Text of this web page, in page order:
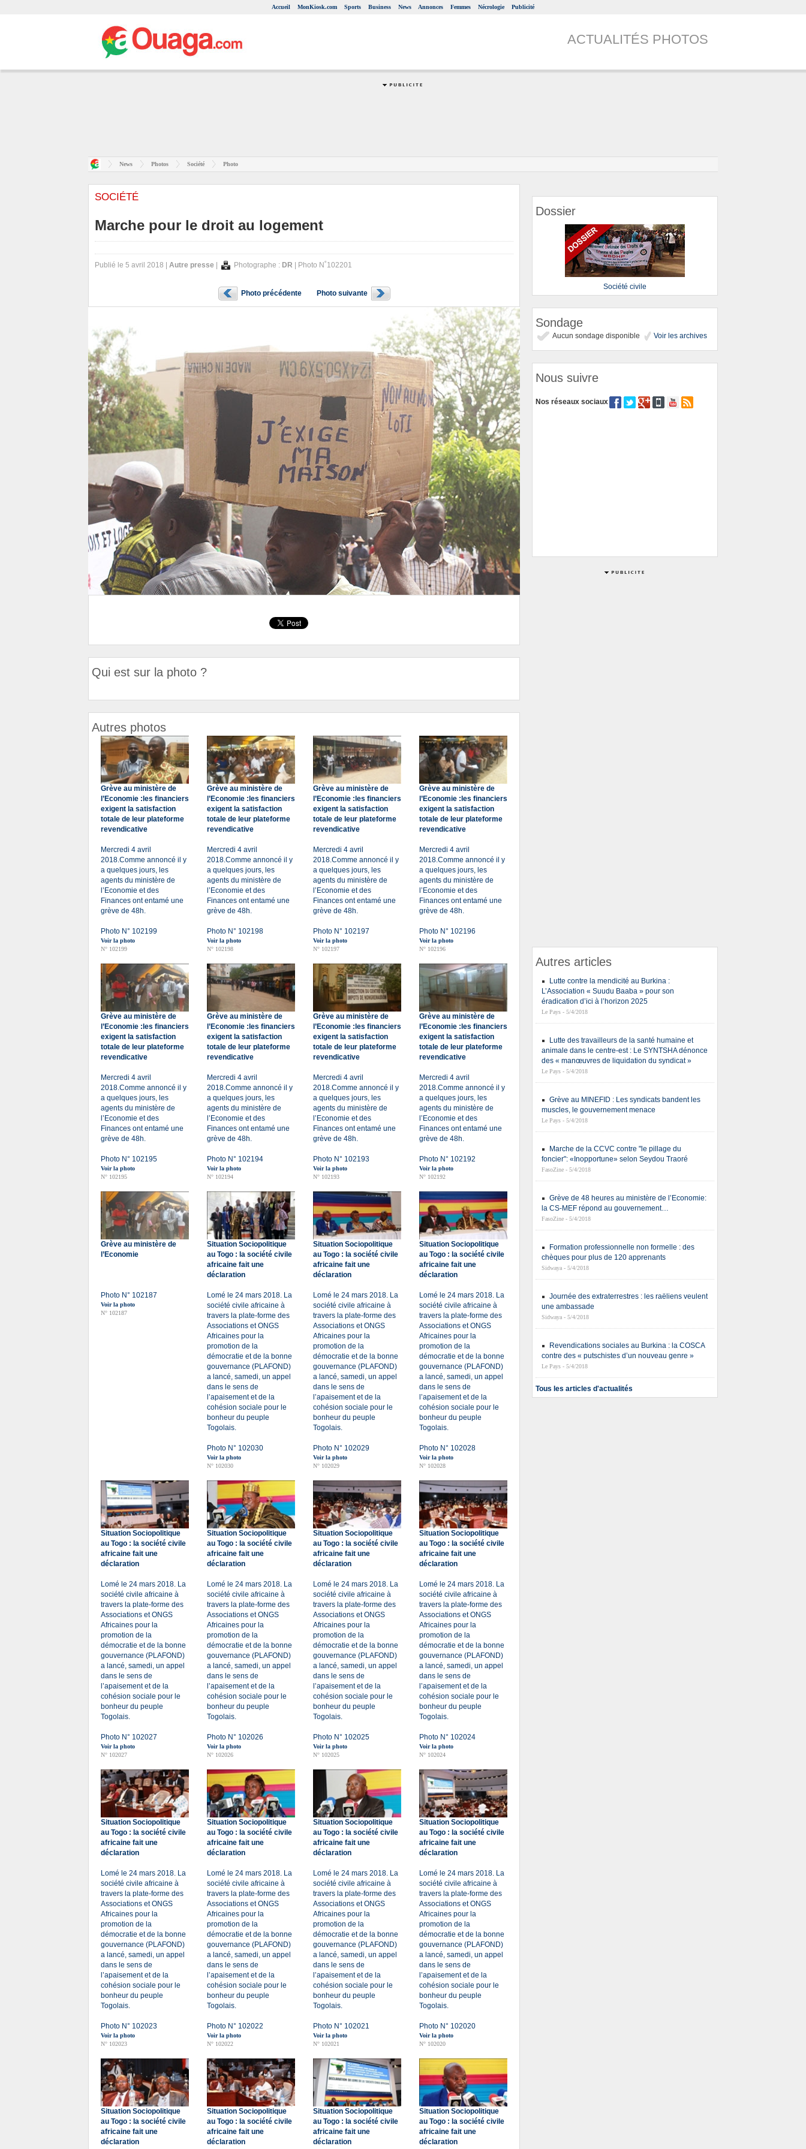
Accueil MonKiosk.com Sports Business News Annonces Femmes Nécrologie Publicité
ACTUALITÉS PHOTOS
News Photos Société Photo
SOCIÉTÉ
Marche pour le droit au logement
Publié le 5 avril 2018 | Autre presse Photographe : DR | Photo N˚102201
Photo précédente Photo suivante
Qui est sur la photo ?
Autres photos
Grève au ministère de
l’Economie :les financiers
exigent la satisfaction
totale de leur plateforme
revendicative
Mercredi 4 avril
2018.Comme annoncé il y
a quelques jours, les
agents du ministère de
l’Economie et des
Finances ont entamé une
grève de 48h.
Photo N° 102199
Voir la photo
N° 102199
Grève au ministère de
l’Economie :les financiers
exigent la satisfaction
totale de leur plateforme
revendicative
Mercredi 4 avril
2018.Comme annoncé il y
a quelques jours, les
agents du ministère de
l’Economie et des
Finances ont entamé une
grève de 48h.
Photo N° 102198
Voir la photo
N° 102198
Grève au ministère de
l’Economie :les financiers
exigent la satisfaction
totale de leur plateforme
revendicative
Mercredi 4 avril
2018.Comme annoncé il y
a quelques jours, les
agents du ministère de
l’Economie et des
Finances ont entamé une
grève de 48h.
Photo N° 102197
Voir la photo
N° 102197
Grève au ministère de
l’Economie :les financiers
exigent la satisfaction
totale de leur plateforme
revendicative
Mercredi 4 avril
2018.Comme annoncé il y
a quelques jours, les
agents du ministère de
l’Economie et des
Finances ont entamé une
grève de 48h.
Photo N° 102196
Voir la photo
N° 102196
Grève au ministère de
l’Economie :les financiers
exigent la satisfaction
totale de leur plateforme
revendicative
Mercredi 4 avril
2018.Comme annoncé il y
a quelques jours, les
agents du ministère de
l’Economie et des
Finances ont entamé une
grève de 48h.
Photo N° 102195
Voir la photo
N° 102195
Grève au ministère de
l’Economie :les financiers
exigent la satisfaction
totale de leur plateforme
revendicative
Mercredi 4 avril
2018.Comme annoncé il y
a quelques jours, les
agents du ministère de
l’Economie et des
Finances ont entamé une
grève de 48h.
Photo N° 102194
Voir la photo
N° 102194
Grève au ministère de
l’Economie :les financiers
exigent la satisfaction
totale de leur plateforme
revendicative
Mercredi 4 avril
2018.Comme annoncé il y
a quelques jours, les
agents du ministère de
l’Economie et des
Finances ont entamé une
grève de 48h.
Photo N° 102193
Voir la photo
N° 102193
Grève au ministère de
l’Economie :les financiers
exigent la satisfaction
totale de leur plateforme
revendicative
Mercredi 4 avril
2018.Comme annoncé il y
a quelques jours, les
agents du ministère de
l’Economie et des
Finances ont entamé une
grève de 48h.
Photo N° 102192
Voir la photo
N° 102192
Grève au ministère de
l’Economie
Photo N° 102187
Voir la photo
N° 102187
Situation Sociopolitique
au Togo : la société civile
africaine fait une
déclaration
Lomé le 24 mars 2018. La
société civile africaine à
travers la plate-forme des
Associations et ONGS
Africaines pour la
promotion de la
démocratie et de la bonne
gouvernance (PLAFOND)
a lancé, samedi, un appel
dans le sens de
l’apaisement et de la
cohésion sociale pour le
bonheur du peuple
Togolais.
Photo N° 102030
Voir la photo
N° 102030
Situation Sociopolitique
au Togo : la société civile
africaine fait une
déclaration
Lomé le 24 mars 2018. La
société civile africaine à
travers la plate-forme des
Associations et ONGS
Africaines pour la
promotion de la
démocratie et de la bonne
gouvernance (PLAFOND)
a lancé, samedi, un appel
dans le sens de
l’apaisement et de la
cohésion sociale pour le
bonheur du peuple
Togolais.
Photo N° 102029
Voir la photo
N° 102029
Situation Sociopolitique
au Togo : la société civile
africaine fait une
déclaration
Lomé le 24 mars 2018. La
société civile africaine à
travers la plate-forme des
Associations et ONGS
Africaines pour la
promotion de la
démocratie et de la bonne
gouvernance (PLAFOND)
a lancé, samedi, un appel
dans le sens de
l’apaisement et de la
cohésion sociale pour le
bonheur du peuple
Togolais.
Photo N° 102028
Voir la photo
N° 102028
Situation Sociopolitique
au Togo : la société civile
africaine fait une
déclaration
Lomé le 24 mars 2018. La
société civile africaine à
travers la plate-forme des
Associations et ONGS
Africaines pour la
promotion de la
démocratie et de la bonne
gouvernance (PLAFOND)
a lancé, samedi, un appel
dans le sens de
l’apaisement et de la
cohésion sociale pour le
bonheur du peuple
Togolais.
Photo N° 102027
Voir la photo
N° 102027
Situation Sociopolitique
au Togo : la société civile
africaine fait une
déclaration
Lomé le 24 mars 2018. La
société civile africaine à
travers la plate-forme des
Associations et ONGS
Africaines pour la
promotion de la
démocratie et de la bonne
gouvernance (PLAFOND)
a lancé, samedi, un appel
dans le sens de
l’apaisement et de la
cohésion sociale pour le
bonheur du peuple
Togolais.
Photo N° 102026
Voir la photo
N° 102026
Situation Sociopolitique
au Togo : la société civile
africaine fait une
déclaration
Lomé le 24 mars 2018. La
société civile africaine à
travers la plate-forme des
Associations et ONGS
Africaines pour la
promotion de la
démocratie et de la bonne
gouvernance (PLAFOND)
a lancé, samedi, un appel
dans le sens de
l’apaisement et de la
cohésion sociale pour le
bonheur du peuple
Togolais.
Photo N° 102025
Voir la photo
N° 102025
Situation Sociopolitique
au Togo : la société civile
africaine fait une
déclaration
Lomé le 24 mars 2018. La
société civile africaine à
travers la plate-forme des
Associations et ONGS
Africaines pour la
promotion de la
démocratie et de la bonne
gouvernance (PLAFOND)
a lancé, samedi, un appel
dans le sens de
l’apaisement et de la
cohésion sociale pour le
bonheur du peuple
Togolais.
Photo N° 102024
Voir la photo
N° 102024
Situation Sociopolitique
au Togo : la société civile
africaine fait une
déclaration
Lomé le 24 mars 2018. La
société civile africaine à
travers la plate-forme des
Associations et ONGS
Africaines pour la
promotion de la
démocratie et de la bonne
gouvernance (PLAFOND)
a lancé, samedi, un appel
dans le sens de
l’apaisement et de la
cohésion sociale pour le
bonheur du peuple
Togolais.
Photo N° 102023
Voir la photo
N° 102023
Situation Sociopolitique
au Togo : la société civile
africaine fait une
déclaration
Lomé le 24 mars 2018. La
société civile africaine à
travers la plate-forme des
Associations et ONGS
Africaines pour la
promotion de la
démocratie et de la bonne
gouvernance (PLAFOND)
a lancé, samedi, un appel
dans le sens de
l’apaisement et de la
cohésion sociale pour le
bonheur du peuple
Togolais.
Photo N° 102022
Voir la photo
N° 102022
Situation Sociopolitique
au Togo : la société civile
africaine fait une
déclaration
Lomé le 24 mars 2018. La
société civile africaine à
travers la plate-forme des
Associations et ONGS
Africaines pour la
promotion de la
démocratie et de la bonne
gouvernance (PLAFOND)
a lancé, samedi, un appel
dans le sens de
l’apaisement et de la
cohésion sociale pour le
bonheur du peuple
Togolais.
Photo N° 102021
Voir la photo
N° 102021
Situation Sociopolitique
au Togo : la société civile
africaine fait une
déclaration
Lomé le 24 mars 2018. La
société civile africaine à
travers la plate-forme des
Associations et ONGS
Africaines pour la
promotion de la
démocratie et de la bonne
gouvernance (PLAFOND)
a lancé, samedi, un appel
dans le sens de
l’apaisement et de la
cohésion sociale pour le
bonheur du peuple
Togolais.
Photo N° 102020
Voir la photo
N° 102020
Situation Sociopolitique
au Togo : la société civile
africaine fait une
déclaration
Situation Sociopolitique
au Togo : la société civile
africaine fait une
déclaration
Situation Sociopolitique
au Togo : la société civile
africaine fait une
déclaration
Situation Sociopolitique
au Togo : la société civile
africaine fait une
déclaration
Dossier
Société civile
Sondage
Aucun sondage disponible Voir les archives
Nous suivre
Nos réseaux sociaux
Autres articles
Lutte contre la mendicité au Burkina :
L’Association « Suudu Baaba » pour son
éradication d’ici à l’horizon 2025
Le Pays - 5/4/2018
Lutte des travailleurs de la santé humaine et
animale dans le centre-est : Le SYNTSHA dénonce
des « manœuvres de liquidation du syndicat »
Le Pays - 5/4/2018
Grève au MINEFID : Les syndicats bandent les
muscles, le gouvernement menace
Le Pays - 5/4/2018
Marche de la CCVC contre "le pillage du
foncier": «Inopportune» selon Seydou Traoré
FasoZine - 5/4/2018
Grève de 48 heures au ministère de l’Economie:
la CS-MEF répond au gouvernement…
FasoZine - 5/4/2018
Formation professionnelle non formelle : des
chèques pour plus de 120 apprenants
Sidwaya - 5/4/2018
Journée des extraterrestres : les raëliens veulent
une ambassade
Sidwaya - 5/4/2018
Revendications sociales au Burkina : la COSCA
contre des « putschistes d’un nouveau genre »
Le Pays - 5/4/2018
Tous les articles d'actualités